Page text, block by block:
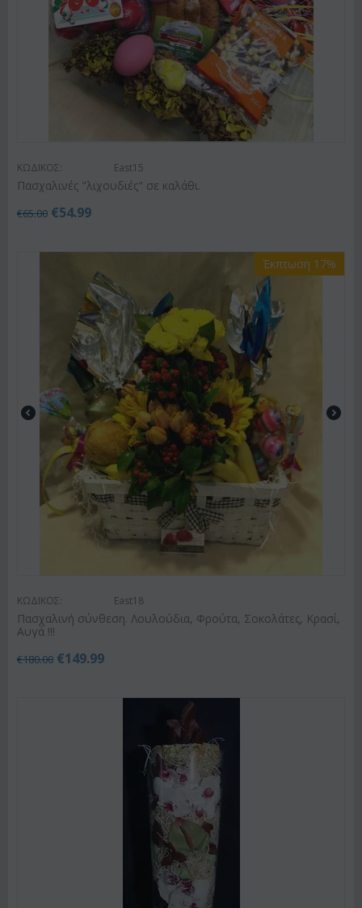
ΚΩΔΙΚΟΣ: East15
Πασχαλινές "λιχουδιές" σε καλάθι.
€65.00 €54.99
Έκπτωση 17%
ΚΩΔΙΚΟΣ: East18
Πασχαλινή σύνθεση. Λουλούδια, Φρούτα, Σοκολάτες, Κρασί,
Αυγά !!!
€180.00 €149.99